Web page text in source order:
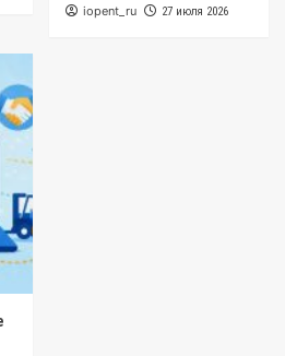
iopent_ru 27 июля 2026